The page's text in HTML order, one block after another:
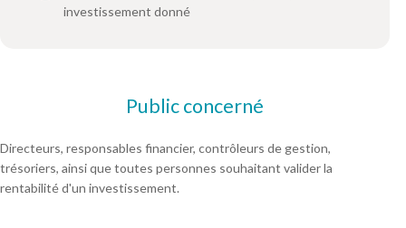
investissement donné
Public concerné
Directeurs, responsables financier, contrôleurs de gestion,
trésoriers, ainsi que toutes personnes souhaitant valider la
rentabilité d'un investissement.